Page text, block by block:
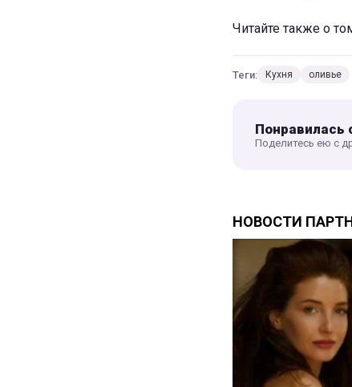
Читайте также о
Теги: Кухня оливье
Понравилась
Поделитесь ею с